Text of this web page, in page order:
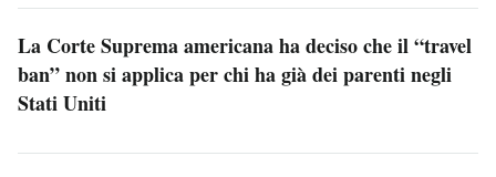
La Corte Suprema americana ha deciso che il “travel
ban” non si applica per chi ha già dei parenti negli
Stati Uniti